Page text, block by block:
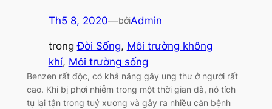
Th5 8, 2020—bởiAdmin
trongĐời Sống, Môi trường không
khí, Môi trường sống
Benzen rất độc, có khả năng gây ung thư ở người rất
cao. Khi bị phơi nhiễm trong một thời gian dà, nó tích
tụ lại tận trong tuỷ xương và gây ra nhiều căn bệnh